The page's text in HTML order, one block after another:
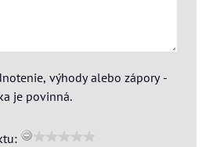
výhody alebo zápory -
je povinná.